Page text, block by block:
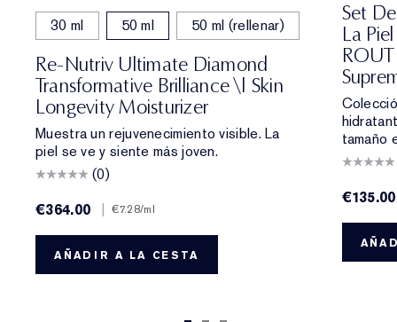
30 ml 50 ml 50 ml (rellenar)
Re-Nutriv Ultimate Diamond
Transformative Brilliance \| Skin
Longevity Moisturizer
Muestra un rejuvenecimiento visible. La
piel se ve y siente más joven.
(0)
€364.00
€7.28/ml
AÑADIR A LA CESTA
Set
La
tamaño
€135.00